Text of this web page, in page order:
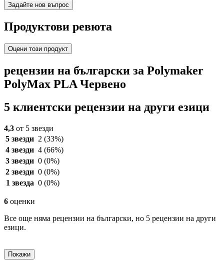
Задайте нов въпрос
Продуктови ревюта
Оцени този продукт
рецензии на български за Polymaker
PolyMax PLA Червено
5 клиентски рецензии на други езици
4,3 от 5 звезди
5 звезди 2 (33%)
4 звезди 4 (66%)
3 звезди 0 (0%)
2 звезди 0 (0%)
1 звезда 0 (0%)
6 оценки
Все още няма рецензии на български, но 5 рецензии на други
езици.
Покажи